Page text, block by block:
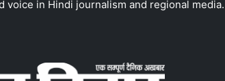
in Hindi journalism and regional media.